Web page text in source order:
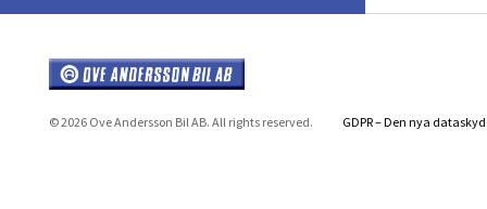
© 2026 Ove Andersson Bil AB. All rights reserved. GDPR – Den nya